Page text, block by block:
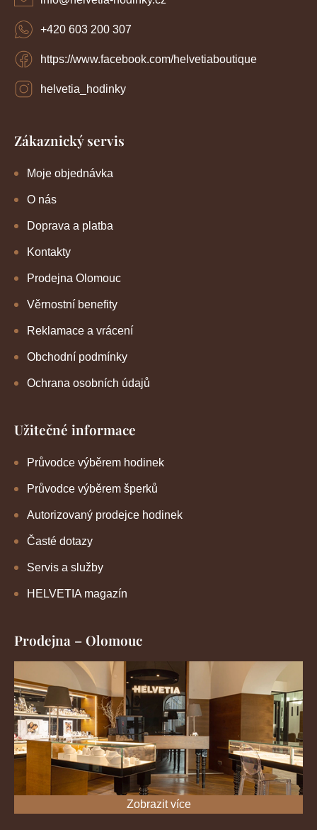
https://www.facebook.com/helvetiaboutique
helvetia_hodinky
+420 603 200 307
Zákaznický servis
Moje objednávka
O nás
Doprava a platba
Kontakty
Prodejna Olomouc
Věrnostní benefity
Reklamace a vrácení
Obchodní podmínky
Ochrana osobních údajů
Užitečné informace
Průvodce výběrem hodinek
Průvodce výběrem šperků
Autorizovaný prodejce hodinek
Časté dotazy
Servis a služby
HELVETIA magazín
Prodejna – Olomouc
Zobrazit více